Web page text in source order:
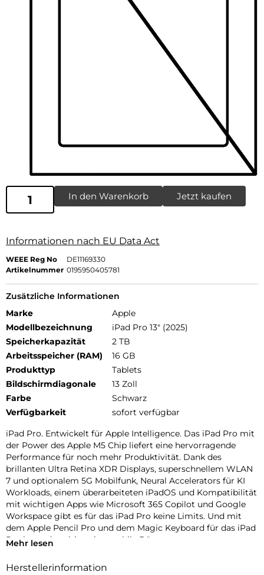
In den Warenkorb Jetzt kaufen
Informationen nach EU Data Act
WEEE Reg No
DE11169330
Artikelnummer 0195950405781
Zusätzliche Informationen
Marke
Apple
Modellbezeichnung
iPad Pro 13" (2025)
Speicherkapazität
2 TB
Arbeitsspeicher (RAM)
16 GB
Produkttyp
Tablets
Bildschirmdiagonale
13 Zoll
Farbe
Schwarz
Verfügbarkeit
sofort verfügbar
iPad Pro. Entwickelt für Apple Intelligence. Das iPad Pro mit
der Power des Apple M5 Chip liefert eine hervorragende
Performance für noch mehr Produktivität. Dank des
brillanten Ultra Retina XDR Displays, superschnellem WLAN
7 und optionalem 5G Mobilfunk, Neural Accelerators für KI
Workloads, einem überarbeiteten iPadOS und Kompatibilität
mit wichtigen Apps wie Microsoft 365 Copilot und Google
Workspace gibt es für das iPad Pro keine Limits. Und mit
dem Apple Pencil Pro und dem Magic Keyboard für das iPad
Pro ist es das ultimative mobile Büro.
ist der nächste Riesensprung für KI auf dem iPad. Mit bis zu 2
Mehr lesen
Herstellerinformation